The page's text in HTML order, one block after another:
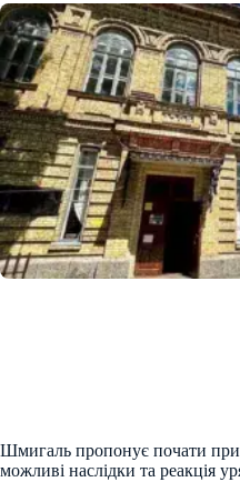
Шмигаль пропонує почати
можливі наслідки та реакція